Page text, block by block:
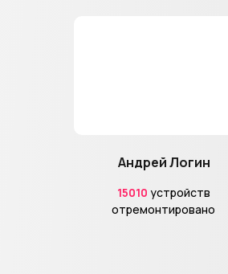
Андрей Логин
15010 устройств
отремонтировано